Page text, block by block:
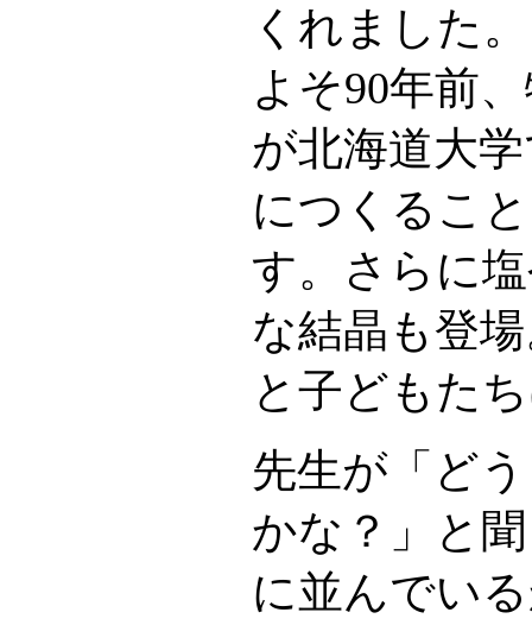
くれました
よそ90年前
が北海道大
につくるこ
す。さらに
な結晶も登
と子どもた
先生が「ど
かな？」と
に並んでい